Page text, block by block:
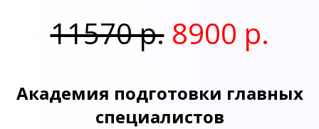
11570 р. 8900 р.
Академия подготовки главных
специалистов